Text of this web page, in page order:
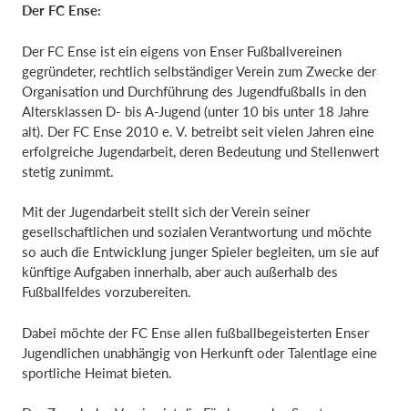
Der FC Ense:
Der FC Ense ist ein eigens von Enser Fußballvereinen
gegründeter, rechtlich selbständiger Verein zum Zwecke der
Organisation und Durchführung des Jugendfußballs in den
Altersklassen D- bis A-Jugend (unter 10 bis unter 18 Jahre
alt). Der FC Ense 2010 e. V. betreibt seit vielen Jahren eine
erfolgreiche Jugendarbeit, deren Bedeutung und Stellenwert
stetig zunimmt.
Mit der Jugendarbeit stellt sich der Verein seiner
gesellschaftlichen und sozialen Verantwortung und möchte
so auch die Entwicklung junger Spieler begleiten, um sie auf
künftige Aufgaben innerhalb, aber auch außerhalb des
Fußballfeldes vorzubereiten.
Dabei möchte der FC Ense allen fußballbegeisterten Enser
Jugendlichen unabhängig von Herkunft oder Talentlage eine
sportliche Heimat bieten.